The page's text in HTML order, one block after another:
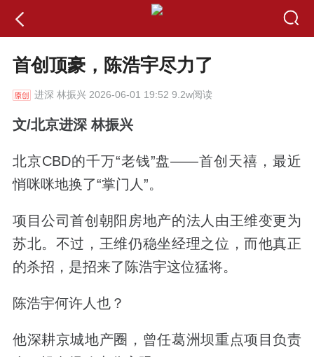
首创顶豪，陈浩宇尽力了
进深 林振兴 2026-06-01 19:52 9.2w阅读
文/北京进深 林振兴
北京CBD的千万“老钱”盘——首创天禧，最近
悄咪咪地换了“掌门人”。
项目公司首创朝阳房地产的法人由王维变更为
苏北。不过，王维仍稳坐经理之位，而他真正
的杀招，是招来了陈浩宇这位猛将。
陈浩宇何许人也？
他深耕京城地产圈，曾任葛洲坝重点项目负责